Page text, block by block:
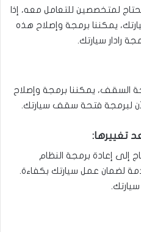
تحتاج لمتخصصين للتعامل معه، إذا
يمكننا برمجة وإصلاح هذه
رادار سيارتك.
السقف، يمكننا برمجة وإصلاح
لبرمجة فتحة سقف سيارتك.
تغييرها:
إلى إعادة برمجة النظام
لضمان عمل سيارتك بكفاءة.
سيارتك.